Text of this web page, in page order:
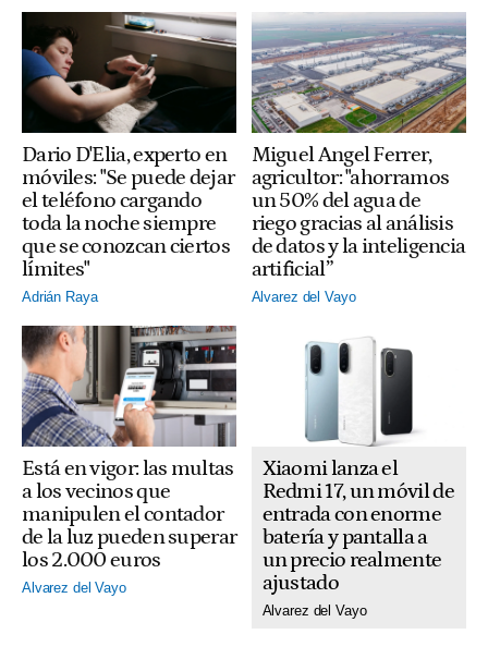
Dario D'Elia, experto en
móviles: "Se puede dejar
el teléfono cargando
toda la noche siempre
que se conozcan ciertos
límites"
Adrián Raya
Miguel Angel Ferrer,
agricultor: "ahorramos
un 50% del agua de
riego gracias al análisis
de datos y la inteligencia
artificial”
Alvarez del Vayo
Está en vigor: las multas
a los vecinos que
manipulen el contador
de la luz pueden superar
los 2.000 euros
Alvarez del Vayo
Xiaomi lanza el
Redmi 17, un móvil de
entrada con enorme
batería y pantalla a
un precio realmente
ajustado
Alvarez del Vayo